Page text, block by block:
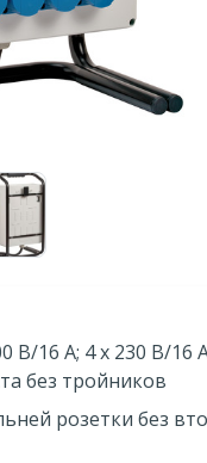
В/16 A; 4 x 230 В/16
без тройников
розетки без